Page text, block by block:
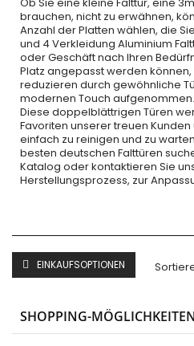
brauchen, nicht zu erwähnen,
Anzahl der Platten wählen, die
und 4 Verkleidung Aluminium
oder Geschäft nach Ihren
Platz angepasst werden
reduzieren durch gewöhnliche
modernen Touch aufgenommen.
Diese doppelblättrigen Türen
Favoriten unserer treuen
einfach zu reinigen und zu
besten deutschen Falttüren
Katalog oder kontaktieren Sie
Herstellungsprozess, zur
EINKAUFSOPTIONEN
SHOPPING-MÖGLICHKEITEN